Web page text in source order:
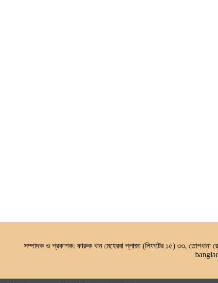
সম্পাদক ও প্রকাশক: ফারুক খান মেহেরবা প্লাজা (লিফটের ১৫) ৩৩, তোপখানা